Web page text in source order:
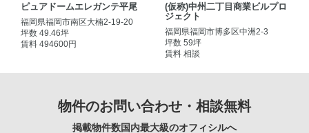
ピュアドームエレガンテ平尾
福岡県福岡市南区大楠2-19-20
坪数 49.46坪
賃料 494600円
(仮称)中州二丁目商業ビルプロ
ジェクト
福岡県福岡市博多区中洲2-3
坪数 59坪
賃料 相談
物件のお問い合わせ・相談無料
掲載物件数国内最大級のオフィシルへ